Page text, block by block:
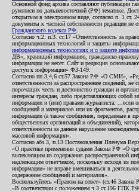
Основной фонд архива составляют публикации
рукописи по дальневосточной (РФ) тематике.
открытым в электронном виде, согласно п. 1 ст.
документы к частной собственности редакции не
Гражданского кодекса РФ
Согласно ч.2. п.3. ст.17 «Ответственность за
информационных технологий и защиты
информационных технологиях и о защите
ДВ», хранящий информацию, гражданско-правовую
информации не несет. Сайт и редакция
доступ к информации» ФЗ-149.
Согласно пп.3,4,6 ст.57 Закона РФ «О СМИ»,
ответственности за распространение сведений,
порочащих честь и достоинство граждан и
интересы граждан, либо представляющих собой
информации и (или) правами журналиста: ...если
сообщений и материалов или их фрагментов,
информации (а также сообщения, переданные в
общественных организаций и объединений),
ответственности за данное нарушение
массовой информации».
Согласно абз.3, п.13 Постановления Пленума
«О практике применения судами Закона РФ «О
вытекающим из содержания распространенной
надлежащим ответчиком, поскольку исходя из
информации» не вправе вмешиваться в
содержание сообщений и материалов».
Воспользуйтесь «Правом на ответ» (ст.46
«В соответствии с положением ч.3 ст.196 ГПК